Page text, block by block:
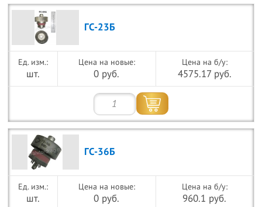
ГС-23Б
шт.
Цена на новые:
0 руб.
Цена на б/у:
4575.17 руб.
ГС-36Б
шт.
Цена на новые:
0 руб.
Цена на б/у:
960.1 руб.